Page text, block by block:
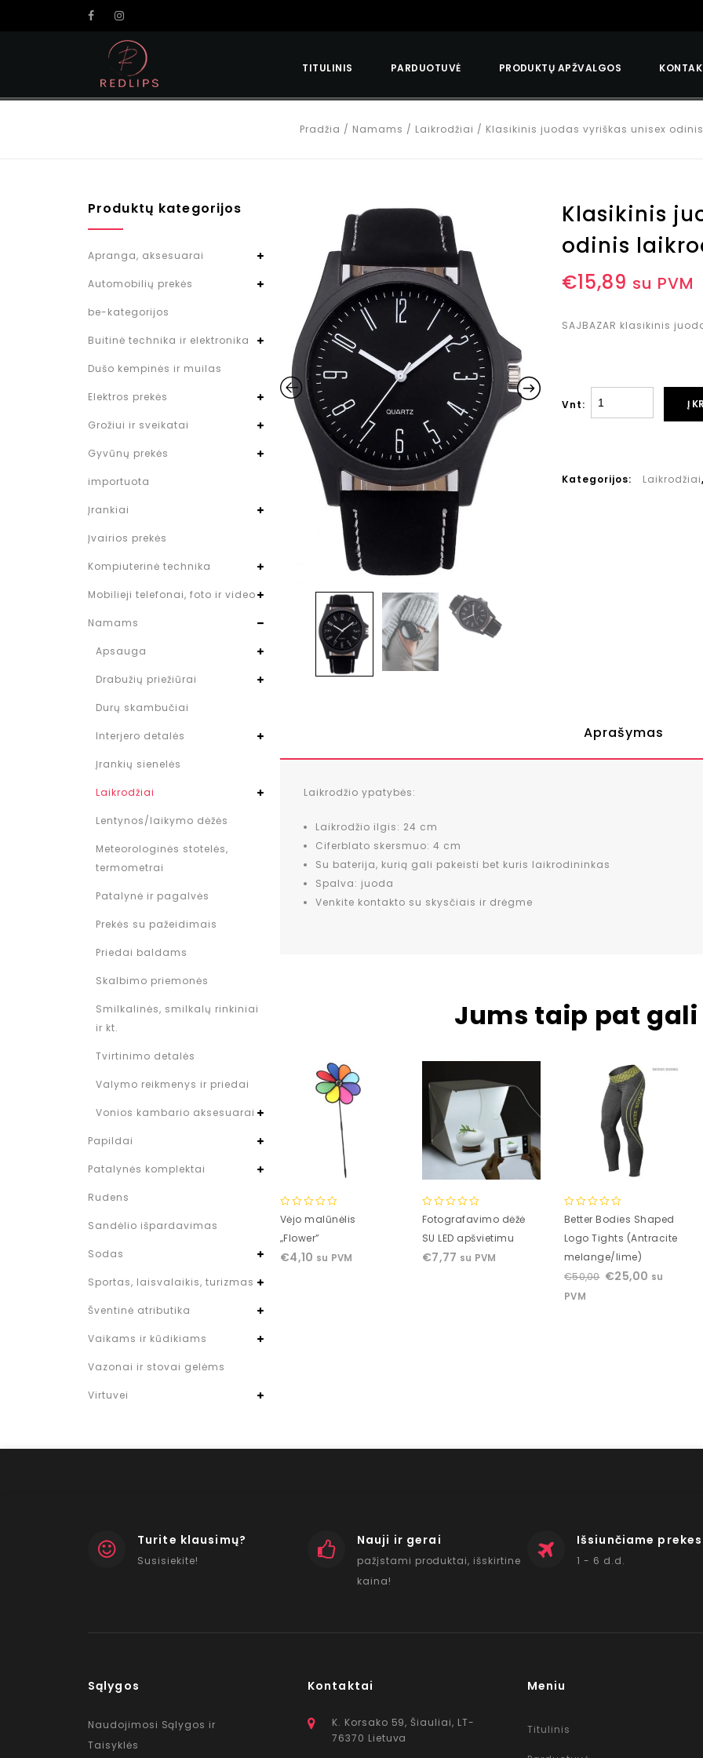
TITULINIS PARDUOTUVĖ PRODUKTŲ APŽVALGOS
Pradžia / Namams / Laikrodžiai / Klasikinis juodas vyriškas unisex
Klasikinis
odinis
€15,89 su PVM
SAJBAZAR klasikinis
Vnt: Į
Kategorijos: Laikrodžiai,
Aprašymas
Laikrodžio ypatybės:
Laikrodžio ilgis: 24 cm
Ciferblato skersmuo: 4 cm
Su baterija, kurią gali pakeisti bet kuris laikrodininkas
Spalva: juoda
Venkite kontakto su skysčiais ir drėgme
Jums taip pat
0
of
5
Vėjo malūnėlis
„Flower”
€4,10 su PVM
0
of
5
Fotografavimo dėžė
SU LED apšvietimu
€7,77 su PVM
0
of
5
Better Bodies Shaped
Logo Tights (Antracite
melange/lime)
€50,00 €25,00 su
PVM
Produktų kategorijos
Apranga, aksesuarai
Automobilių prekės
be-kategorijos
Buitinė technika ir elektronika
Dušo kempinės ir muilas
Elektros prekės
Grožiui ir sveikatai
Gyvūnų prekės
importuota
Įrankiai
Įvairios prekės
Kompiuterinė technika
Mobilieji telefonai, foto ir video
Namams
Apsauga
Drabužių priežiūrai
Durų skambučiai
Interjero detalės
Įrankių sienelės
Laikrodžiai
Lentynos/laikymo dėžės
Meteorologinės stotelės,
termometrai
Patalynė ir pagalvės
Prekės su pažeidimais
Priedai baldams
Skalbimo priemonės
Smilkalinės, smilkalų rinkiniai
ir kt.
Tvirtinimo detalės
Valymo reikmenys ir priedai
Vonios kambario aksesuarai
Papildai
Patalynės komplektai
Rudens
Sandėlio išpardavimas
Sodas
Sportas, laisvalaikis, turizmas
Šventinė atributika
Vaikams ir kūdikiams
Vazonai ir stovai gelėms
Virtuvei
Turite klausimų?
Susisiekite!
Nauji ir gerai
pažįstami produktai, išskirtine
kaina!
Išsiunčiame
1 - 6 d.d.
Sąlygos
Naudojimosi Sąlygos ir
Taisyklės
Kontaktai
K. Korsako 59, Šiauliai, LT-
76370 Lietuva
Meniu
Titulinis